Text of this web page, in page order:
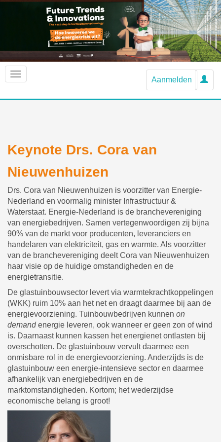
Aanmelden
Keynote Drs. Cora van
Nieuwenhuizen
Drs. Cora van Nieuwenhuizen is voorzitter van Energie-
Nederland en voormalig minister Infrastructuur &
Waterstaat. Energie-Nederland is de branchevereniging
van energiebedrijven. Samen vertegenwoordigen zij bijna
90% van de markt voor producenten, leveranciers en
handelaren van elektriciteit, gas en warmte. Als voorzitter
van de branchevereniging deelt Cora van Nieuwenhuizen
haar visie op de huidige omstandigheden en de
energietransitie.
De glastuinbouwsector levert via warmtekrachtkoppelingen
(WKK) ruim 10% aan het net en draagt daarmee bij aan de
energievoorziening. Tuinbouwbedrijven kunnen on
demandenergie leveren, ook wanneer er geen zon of wind
is. Daarnaast kunnen kassen het energienet ontlasten bij
overschotten. De glastuinbouw vervult daarmee een
onmisbare rol in de energievoorziening. Anderzijds is de
glastuinbouw een energie-intensieve sector en daarmee
afhankelijk van energiebedrijven en de
marktomstandigheden. Kortom; het wederzijdse
economische belang is groot!